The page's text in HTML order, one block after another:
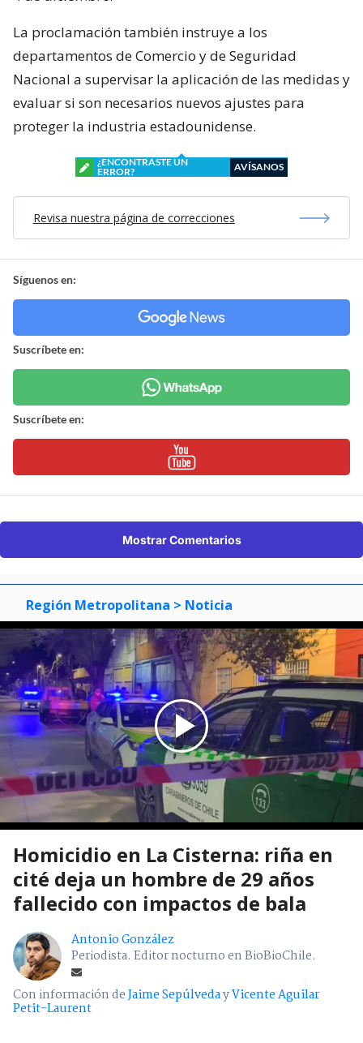
La proclamación también instruye a los
departamentos de Comercio y de Seguridad
Nacional a supervisar la aplicación de las medidas y
evaluar si son necesarios nuevos ajustes para
proteger la industria estadounidense.
¿ENCONTRASTE UN
ERROR?
AVÍSANOS
Revisa nuestra página de correcciones
Síguenos en:
Suscríbete en:
Suscríbete en:
Mostrar Comentarios
Región Metropolitana > Noticia
Homicidio en La Cisterna: riña en
cité deja un hombre de 29 años
fallecido con impactos de bala
Antonio González
Periodista. Editor nocturno en BioBioChile.
Con información deJaime SepúlvedayVicente Aguilar
Petit-Laurent